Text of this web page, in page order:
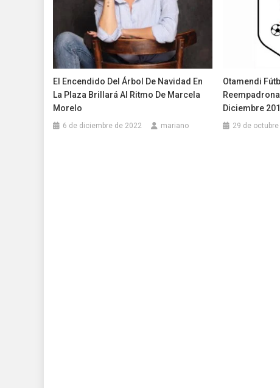
El Encendido Del Árbol De Navidad En
La Plaza Brillará Al Ritmo De Marcela
Morelo
6 de diciembre de 2022 mariano
Otamendi
Diciembre
29 de